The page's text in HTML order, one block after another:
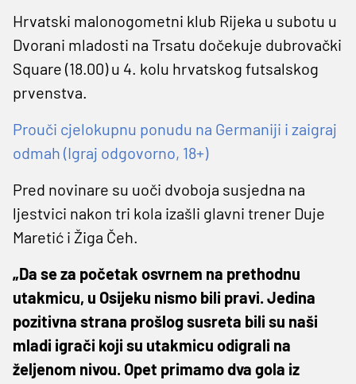
Hrvatski malonogometni klub Rijeka u subotu u
Dvorani mladosti na Trsatu dočekuje dubrovački
Square (18.00) u 4. kolu hrvatskog futsalskog
prvenstva.
Prouči cjelokupnu ponudu na Germaniji i zaigraj
odmah (Igraj odgovorno, 18+)
Pred novinare su uoči dvoboja susjedna na
ljestvici nakon tri kola izašli glavni trener Duje
Maretić i Žiga Čeh.
„Da se za početak osvrnem na prethodnu
utakmicu, u Osijeku nismo bili pravi. Jedina
pozitivna strana prošlog susreta bili su naši
mladi igrači koji su utakmicu odigrali na
željenom nivou. Opet primamo dva gola iz